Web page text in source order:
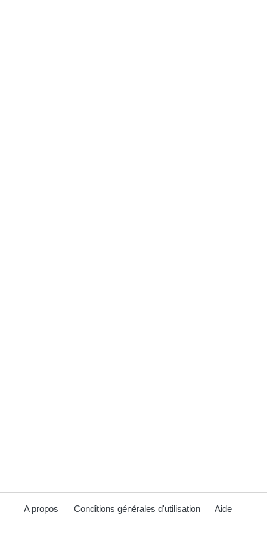
A propos Conditions générales d'utilisation Aide